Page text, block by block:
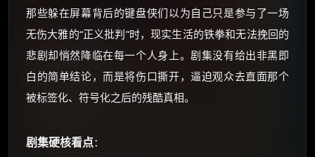
那些躲在屏幕背后的键盘侠们以为自己只是参与了一场
无伤大雅的“正义批判”时，现实生活的铁拳和无法挽回的
悲剧却悄然降临在每一个人身上。剧集没有给出非黑即
白的简单结论，而是将伤口撕开，逼迫观众去直面那个
被标签化、符号化之后的残酷真相。
剧集硬核看点：